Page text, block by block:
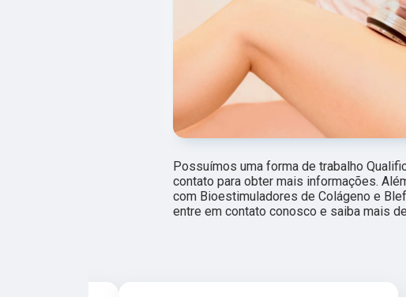
Possuímos uma forma de trabalho
contato para obter mais informações.
com Bioestimuladores de Colágeno e
entre em contato conosco e saiba mais